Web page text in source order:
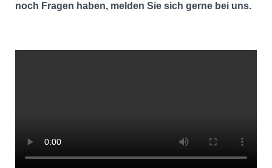
noch Fragen haben, melden Sie sich gerne bei uns.